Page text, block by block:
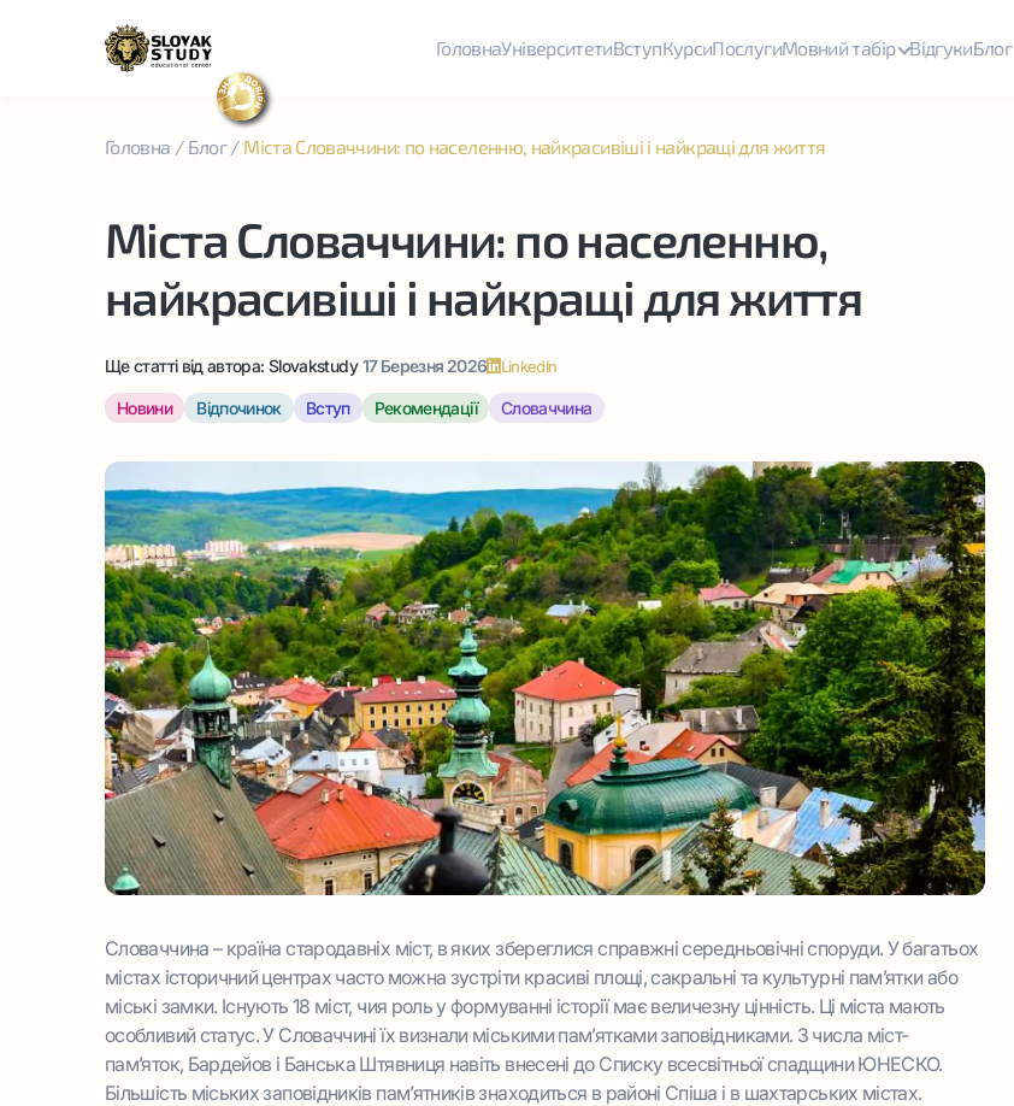
ГоловнаУніверситетиВступКурсиПослугиМовний табір ВідгукиБлог
Головна / Блог/ Міста Словаччини: по населенню, найкрасивіші і найкращі для життя
Міста Словаччини: по населенню,
найкрасивіші і найкращі для життя
Ще статті від автора: Slovakstudy 17 Березня 2026 LinkedIn
Новини Відпочинок Вступ Рекомендації Словаччина
Словаччина – країна стародавніх міст, в яких збереглися справжні середньовічні споруди. У багатьох
містах історичний центрах часто можна зустріти красиві площі, сакральні та культурні пам’ятки або
міські замки. Існують 18 міст, чия роль у формуванні історії має величезну цінність. Ці міста мають
особливий статус. У Словаччині їх визнали міськими пам’ятками заповідниками. З числа міст-
пам’яток, Бардейов і Банська Штявниця навіть внесені до Списку всесвітньої спадщини ЮНЕСКО.
Більшість міських заповідників пам’ятників знаходиться в районі Спіша і в шахтарських містах.